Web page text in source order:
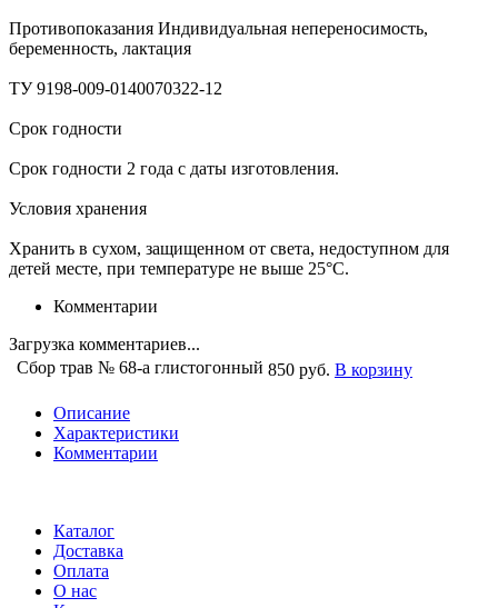
Противопоказания Индивидуальная непереносимость,
беременность, лактация
ТУ 9198-009-0140070322-12
Срок годности
Срок годности 2 года с даты изготовления.
Условия хранения
Хранить в сухом, защищенном от света, недоступном для
детей месте, при температуре не выше 25°С.
Комментарии
Загрузка комментариев...
Сбор трав № 68-а глистогонный 850 руб. В корзину
Описание
Характеристики
Комментарии
Каталог
Доставка
Оплата
О нас